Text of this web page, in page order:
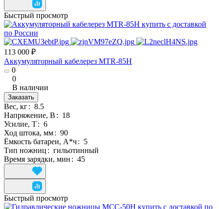
Быстрый просмотр
113 000 ₽
Аккумуляторный кабелерез MTR-85H
0
0
В наличии
Заказать
Вес, кг: 8.5
Напряжение, В : 18
Усилие, Т: 6
Ход штока, мм: 90
Ёмкость батареи, А*ч: 5
Тип ножниц : гильотинный
Время зарядки, мин : 45
Быстрый просмотр